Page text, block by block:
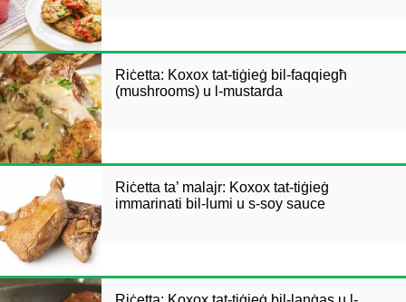
Riċetta: Koxox tat-tiġieġ bil-faqqiegħ
(mushrooms) u l-mustarda
Riċetta ta’ malajr: Koxox tat-tiġieġ
immarinati bil-lumi u s-soy sauce